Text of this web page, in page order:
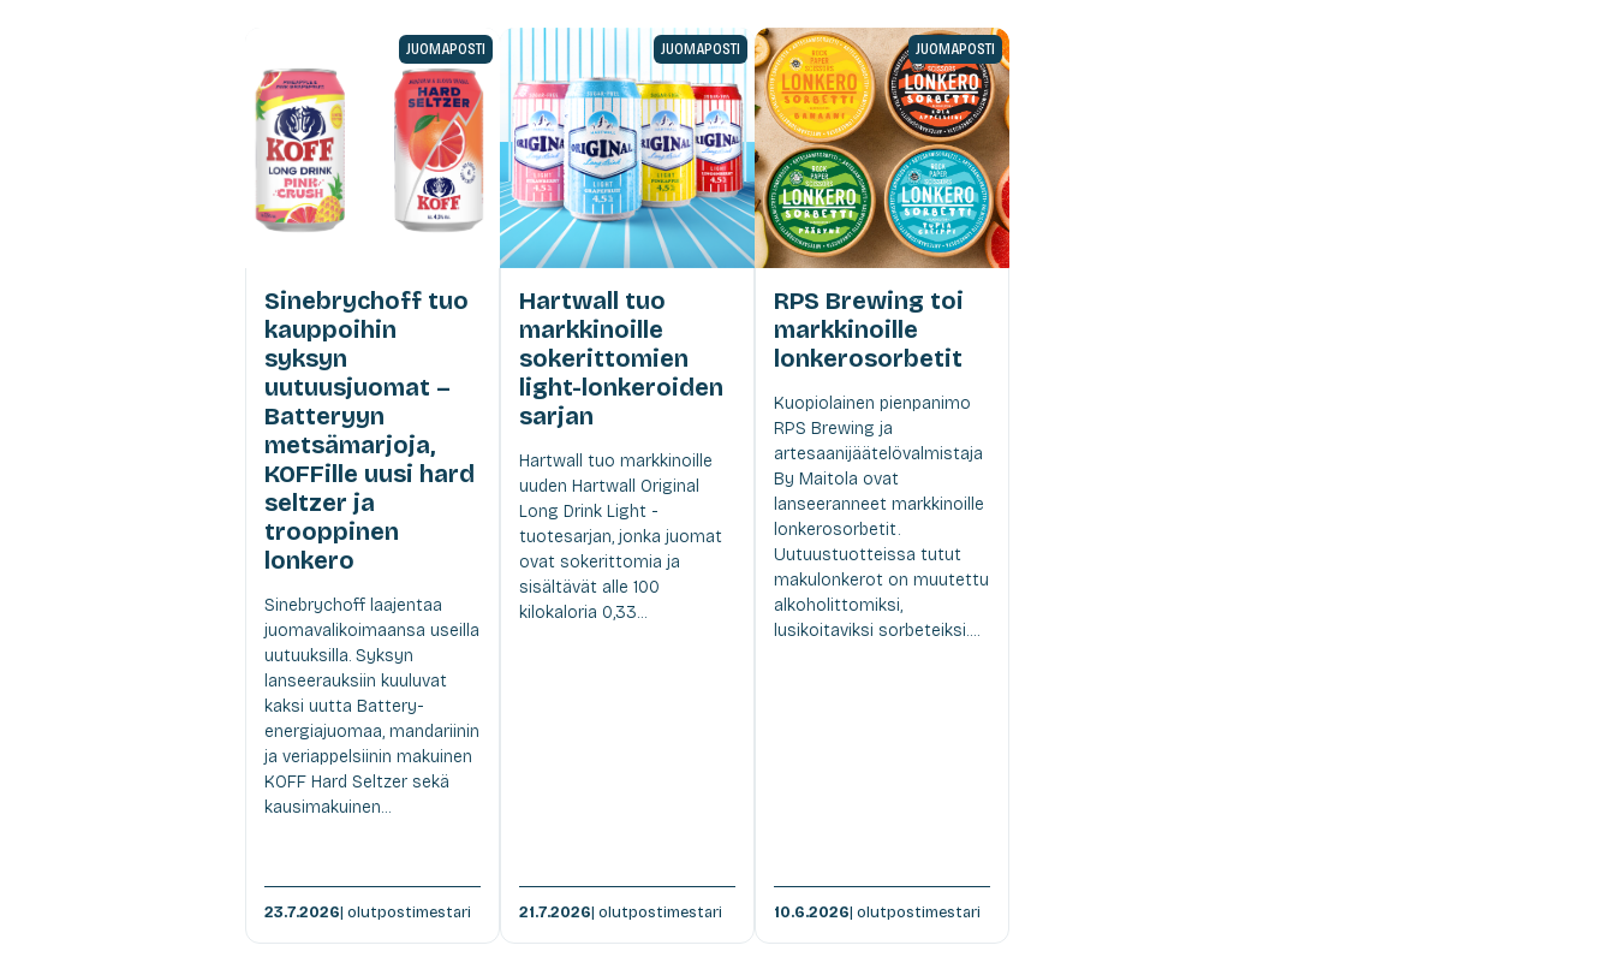
JUOMAPOSTI
Sinebrychoff tuo
kauppoihin
syksyn
uutuusjuomat –
Batteryyn
metsämarjoja,
KOFFille uusi hard
seltzer ja
trooppinen
lonkero
Sinebrychoff laajentaa
juomavalikoimaansa useilla
uutuuksilla. Syksyn
lanseerauksiin kuuluvat
kaksi uutta Battery-
energiajuomaa, mandariinin
ja veriappelsiinin makuinen
KOFF Hard Seltzer sekä
kausimakuinen...
23.7.2026| olutpostimestari
JUOMAPOSTI
Hartwall tuo
markkinoille
sokerittomien
light-lonkeroiden
sarjan
Hartwall tuo markkinoille
uuden Hartwall Original
Long Drink Light -
tuotesarjan, jonka juomat
ovat sokerittomia ja
sisältävät alle 100
kilokaloria 0,33...
21.7.2026| olutpostimestari
JUOMAPOSTI
RPS Brewing toi
markkinoille
lonkerosorbetit
Kuopiolainen pienpanimo
RPS Brewing ja
artesaanijäätelövalmistaja
By Maitola ovat
lanseeranneet markkinoille
lonkerosorbetit.
Uutuustuotteissa tutut
makulonkerot on muutettu
alkoholittomiksi,
lusikoitaviksi sorbeteiksi....
10.6.2026| olutpostimestari